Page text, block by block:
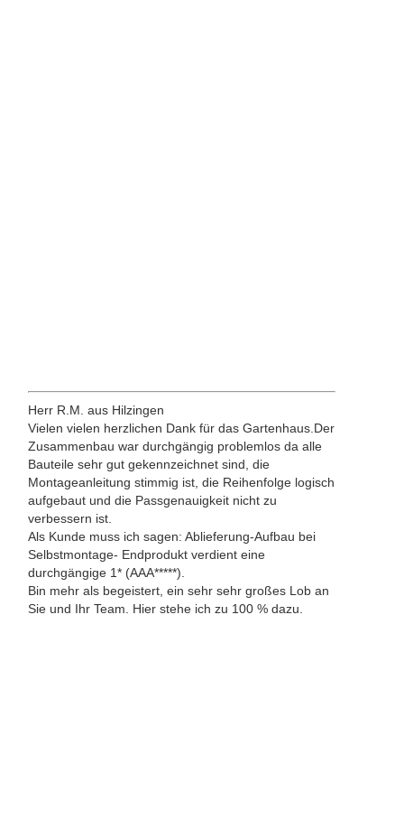
Herr R.M. aus Hilzingen
Vielen vielen herzlichen Dank für das Gartenhaus.Der
Zusammenbau war durchgängig problemlos da alle
Bauteile sehr gut gekennzeichnet sind, die
Montageanleitung stimmig ist, die Reihenfolge logisch
aufgebaut und die Passgenauigkeit nicht zu
verbessern ist.
Als Kunde muss ich sagen: Ablieferung-Aufbau bei
Selbstmontage- Endprodukt verdient eine
durchgängige 1* (AAA*****).
Bin mehr als begeistert, ein sehr sehr großes Lob an
Sie und Ihr Team. Hier stehe ich zu 100 % dazu.